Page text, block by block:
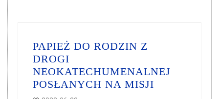
PAPIEŻ DO RODZIN Z
DROGI
NEOKATECHUMENALNEJ
POSŁANYCH NA MISJI